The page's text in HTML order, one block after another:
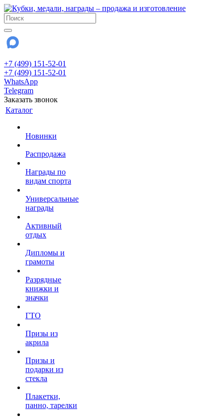
+7 (499) 151-52-01
+7 (499) 151-52-01
WhatsApp
Telegram
Заказать звонок
Каталог
Новинки
Распродажа
Награды по
видам спорта
Универсальные
награды
Активный
отдых
Дипломы и
грамоты
Разрядные
книжки и
значки
ГТО
Призы из
акрила
Призы и
подарки из
стекла
Плакетки,
панно, тарелки